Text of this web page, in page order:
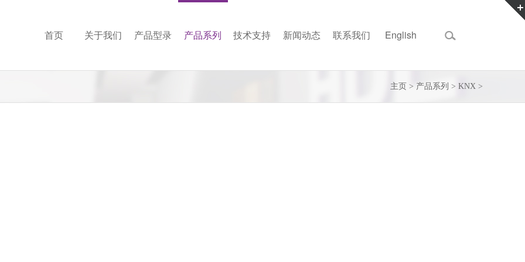
首页 关于我们 产品型录 产品系列 技术支持 新闻动态 联系我们 English
主页 > 产品系列 > KNX >